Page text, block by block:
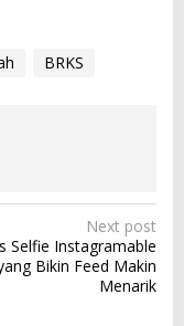
BRKS
Next post
Selfie Instagramable
Bikin Feed Makin
Menarik